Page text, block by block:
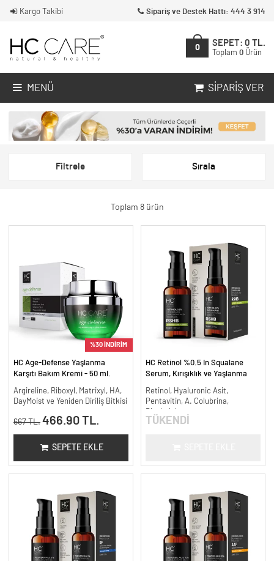
Kargo Takibi Sipariş ve Destek Hattı: 444 3 914
0
SEPET: 0 TL.
Toplam 0 Ürün
MENÜ SIPARIŞ VER
Filtrele Sırala
Toplam 8 ürün
%30 İNDİRİM
HC Age-Defense Yaşlanma
Karşıtı Bakım Kremi - 50 ml.
Argireline, Riboxyl, Matrixyl, HA,
DayMoist ve Yeniden Diriliş Bitkisi
667 TL. 466.90 TL.
SEPETE EKLE
HC Retinol %0.5 In Squalane
Serum, Kırışıklık ve Yaşlanma
Retinol, Hyaluronic Asit,
Pentavitin, A. Colubrina,
Bisabolol
TÜKENDİ